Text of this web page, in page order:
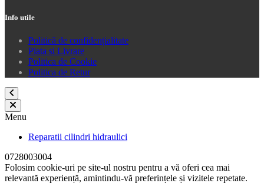
Info utile
Politică de confidențialitate
Plata si Livrare
Politica de Cookie
Politica de Retur
Menu
Reparatii cilindri hidraulici
0728003004
Folosim cookie-uri pe site-ul nostru pentru a vă oferi cea mai
relevantă experiență, amintindu-vă preferințele și vizitele repetate.